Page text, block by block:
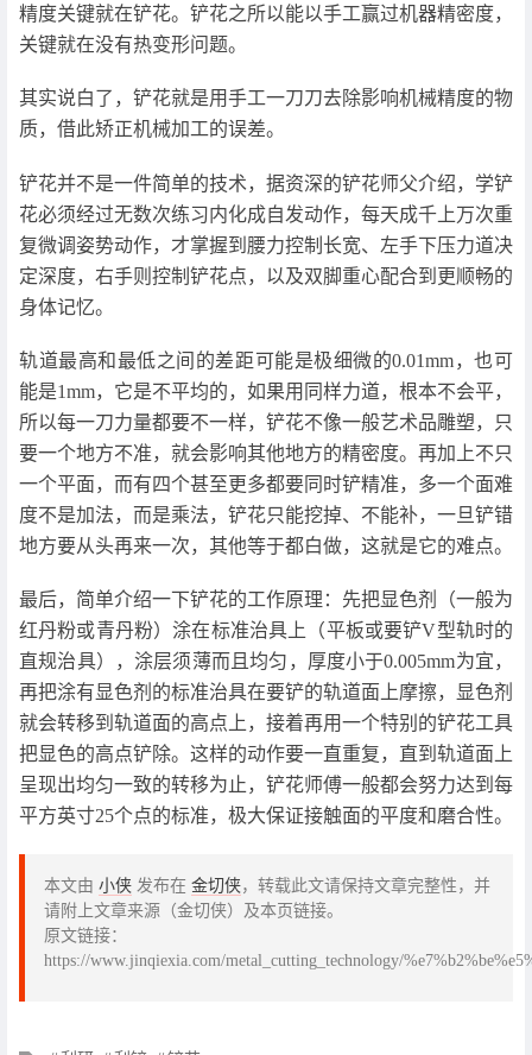
精度关键就在铲花。铲花之所以能以手工赢过机器精密度，
关键就在没有热变形问题。
其实说白了，铲花就是用手工一刀刀去除影响机械精度的物
质，借此矫正机械加工的误差。
铲花并不是一件简单的技术，据资深的铲花师父介绍，学铲
花必须经过无数次练习内化成自发动作，每天成千上万次重
复微调姿势动作，才掌握到腰力控制长宽、左手下压力道决
定深度，右手则控制铲花点，以及双脚重心配合到更顺畅的
身体记忆。
轨道最高和最低之间的差距可能是极细微的0.01mm，也可
能是1mm，它是不平均的，如果用同样力道，根本不会平，
所以每一刀力量都要不一样，铲花不像一般艺术品雕塑，只
要一个地方不准，就会影响其他地方的精密度。再加上不只
一个平面，而有四个甚至更多都要同时铲精准，多一个面难
度不是加法，而是乘法，铲花只能挖掉、不能补，一旦铲错
地方要从头再来一次，其他等于都白做，这就是它的难点。
最后，简单介绍一下铲花的工作原理：先把显色剂（一般为
红丹粉或青丹粉）涂在标准治具上（平板或要铲V型轨时的
直规治具），涂层须薄而且均匀，厚度小于0.005mm为宜，
再把涂有显色剂的标准治具在要铲的轨道面上摩擦，显色剂
就会转移到轨道面的高点上，接着再用一个特别的铲花工具
把显色的高点铲除。这样的动作要一直重复，直到轨道面上
呈现出均匀一致的转移为止，铲花师傅一般都会努力达到每
平方英寸25个点的标准，极大保证接触面的平度和磨合性。
本文由 小侠 发布在 金切侠，转载此文请保持文章完整性，并
请附上文章来源（金切侠）及本页链接。
原文链接：
https://www.jinqiexia.com/metal_cutting_technology/